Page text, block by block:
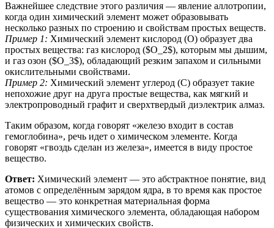
Важнейшее следствие этого различия — явление аллотропии,
когда один химический элемент может образовывать
несколько разных по строению и свойствам простых веществ.
Пример 1: Химический элемент кислород (O) образует два
простых вещества: газ кислород ($O_2$), которым мы дышим,
и газ озон ($O_3$), обладающий резким запахом и сильными
окислительными свойствами.
Пример 2: Химический элемент углерод (C) образует такие
непохожие друг на друга простые вещества, как мягкий и
электропроводный графит и сверхтвердый диэлектрик алмаз.
Таким образом, когда говорят «железо входит в состав
гемоглобина», речь идет о химическом элементе. Когда
говорят «гвоздь сделан из железа», имеется в виду простое
вещество.
Ответ: Химический элемент — это абстрактное понятие, вид
атомов с определённым зарядом ядра, в то время как простое
вещество — это конкретная материальная форма
существования химического элемента, обладающая набором
физических и химических свойств.